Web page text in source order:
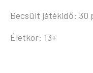
Becsült játékidő: 30
Életkor: 13+